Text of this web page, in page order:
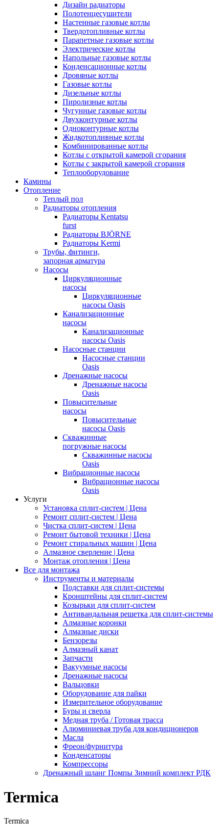
Дизайн радиаторы
Полотенцесушители
Настенные газовые котлы
Твердотопливные котлы
Парапетные газовые котлы
Электрические котлы
Напольные газовые котлы
Конденсационные котлы
Дровяные котлы
Газовые котлы
Дизельные котлы
Пиролизные котлы
Чугунные газовые котлы
Двухконтурные котлы
Одноконтурные котлы
Жидкотопливные котлы
Комбинированные котлы
Котлы с открытой камерой сгорания
Котлы с закрытой камерой сгорания
Теплооборудование
Камины
Отопление
Теплый пол
Радиаторы отопления
Радиаторы Kentatsu
furst
Радиаторы BJÖRNE
Радиаторы Kermi
Трубы, фитинги,
запорная арматура
Насосы
Циркуляционные
насосы
Циркуляционные
насосы Oasis
Канализационные
насосы
Канализационные
насосы Oasis
Насосные станции
Насосные станции
Oasis
Дренажные насосы
Дренажные насосы
Oasis
Повысительные
насосы
Повысительные
насосы Oasis
Скважинные
погружные насосы
Скважинные насосы
Oasis
Вибрационные насосы
Вибрационные насосы
Oasis
Услуги
Установка сплит-систем | Цена
Ремонт сплит-систем | Цена
Чистка сплит-систем | Цена
Ремонт бытовой техники | Цена
Ремонт стиральных машин | Цена
Алмазное сверление | Цена
Монтаж отопления | Цена
Все для монтажа
Инструменты и материалы
Подставки для сплит-системы
Кронштейны для сплит-систем
Козырьки для сплит-систем
Антивандальная решетка для сплит-системы
Алмазные коронки
Алмазные диски
Бензорезы
Алмазный канат
Запчасти
Вакуумные насосы
Дренажные насосы
Вальцовки
Оборудование для пайки
Измерительное оборудование
Буры и сверла
Медная труба / Готовая трасса
Алюминиевая труба для кондиционеров
Масла
Фреон/фурнитура
Конденсаторы
Компрессоры
Дренажный шланг Помпы Зимний комплект РДК
Termica
Termica